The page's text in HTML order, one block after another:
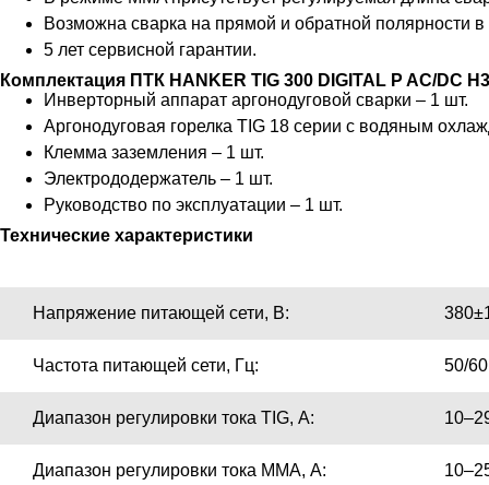
Возможна сварка на прямой и обратной полярности
5 лет сервисной гарантии.
Комплектация ПТК HANKER TIG 300 DIGITAL P AC/DC
Инверторный аппарат аргонодуговой сварки – 1 шт.
Аргонодуговая горелка TIG 18 серии с водяным
Клемма заземления – 1 шт.
Электрододержатель – 1 шт.
Руководство по эксплуатации – 1 шт.
Технические характеристики
Напряжение питающей сети, В:
Частота питающей сети, Гц: 50/60
Диапазон регулировки тока TIG, А:
Диапазон регулировки тока MMA, А: